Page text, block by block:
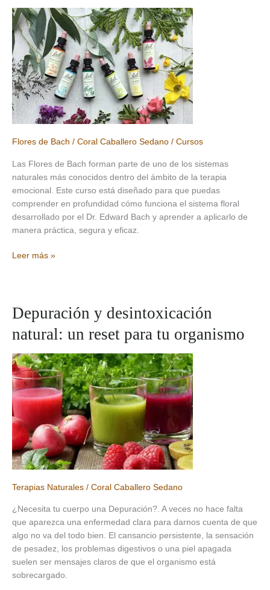
de
forma
natural
Flores de Bach / Coral Caballero Sedano / Cursos
Las Flores de Bach forman parte de uno de los sistemas
naturales más conocidos dentro del ámbito de la terapia
emocional. Este curso está diseñado para que puedas
comprender en profundidad cómo funciona el sistema floral
desarrollado por el Dr. Edward Bach y aprender a aplicarlo de
manera práctica, segura y eficaz.
Curso
Bach:
formación
completa
el
equilibrio
emocional
Leer más »
Depuración y desintoxicación
natural: un reset para tu organismo
Terapias Naturales / Coral Caballero Sedano
¿Necesita tu cuerpo una Depuración?. A veces no hace falta
que aparezca una enfermedad clara para darnos cuenta de que
algo no va del todo bien. El cansancio persistente, la sensación
de pesadez, los problemas digestivos o una piel apagada
suelen ser mensajes claros de que el organismo está
sobrecargado.